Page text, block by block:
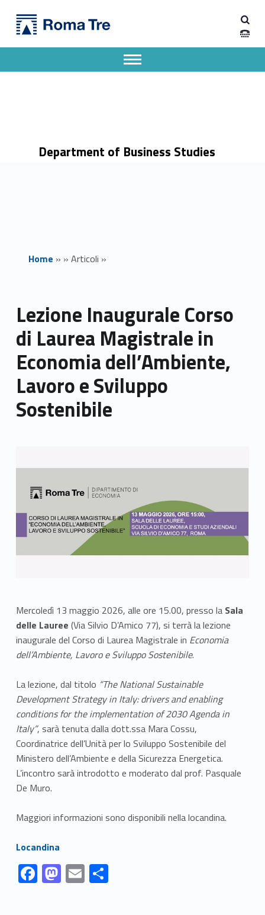
Lezione Inaugurale Corso di Laurea Magistrale in Economia dell’Ambiente, Lavoro e Sviluppo Sostenibile - Dipartimento di Economia Aziendale
Department of Business Studies
Apri il menu secondario
Header info sidebar
Home » » Articoli »
Lezione Inaugurale Corso
di Laurea Magistrale in
Economia dell’Ambiente,
Lavoro e Sviluppo
Sostenibile
Mercoledì 13 maggio 2026, alle ore 15.00, presso la Sala
delle Lauree (Via Silvio D’Amico 77), si terrà la lezione
inaugurale del Corso di Laurea Magistrale in Economia
dell’Ambiente, Lavoro e Sviluppo Sostenibile.
La lezione, dal titolo “The National Sustainable
Development Strategy in Italy: drivers and enabling
conditions for the implementation of 2030 Agenda in
Italy”, sarà tenuta dalla dott.ssa Mara Cossu,
Coordinatrice dell’Unità per lo Sviluppo Sostenibile del
Ministero dell’Ambiente e della Sicurezza Energetica.
L’incontro sarà introdotto e moderato dal prof. Pasquale
De Muro.
Maggiori informazioni sono disponibili nella locandina.
Link identifier #identifier__20214-1Locandina
Link identifier #identifier__191257-1
F
ac
Link identifier #identifier__184840-2 M
as
Link identifier #identifier__87533-3 E
m
Link identifier #identifier__84512-4 S
h